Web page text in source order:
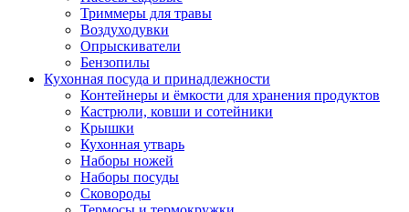
Триммеры для травы
Воздуходувки
Опрыскиватели
Бензопилы
Кухонная посуда и принадлежности
Контейнеры и ёмкости для хранения продуктов
Кастрюли, ковши и сотейники
Крышки
Кухонная утварь
Наборы ножей
Наборы посуды
Сковороды